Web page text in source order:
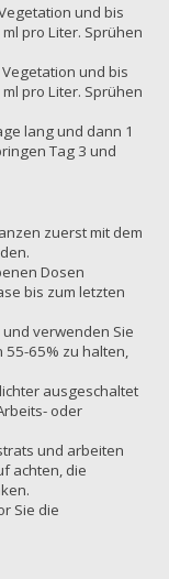
und bis
pro Liter. Sprühen
und bis
pro Liter. Sprühen
lang und dann 1
Tag 3 und
zuerst mit dem
Dosen
bis zum letzten
verwenden Sie
55-65% zu halten,
ausgeschaltet
oder
und arbeiten
achten, die
Sie die